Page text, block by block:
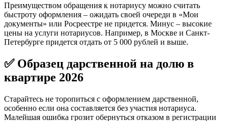
Преимуществом обращения к нотариусу можно считать
быстроту оформления – ожидать своей очереди в «Мои
документы» или Росреестре не придется. Минус – высокие
цены на услуги нотариусов. Например, в Москве и Санкт-
Петербурге придется отдать от 5 000 рублей и выше.
✅ Образец дарственной на долю в
квартире 2026
Старайтесь не торопиться с оформлением дарственной,
особенно если она составляется без участия нотариуса.
Малейшая ошибка грозит обернуться отказом в регистрации